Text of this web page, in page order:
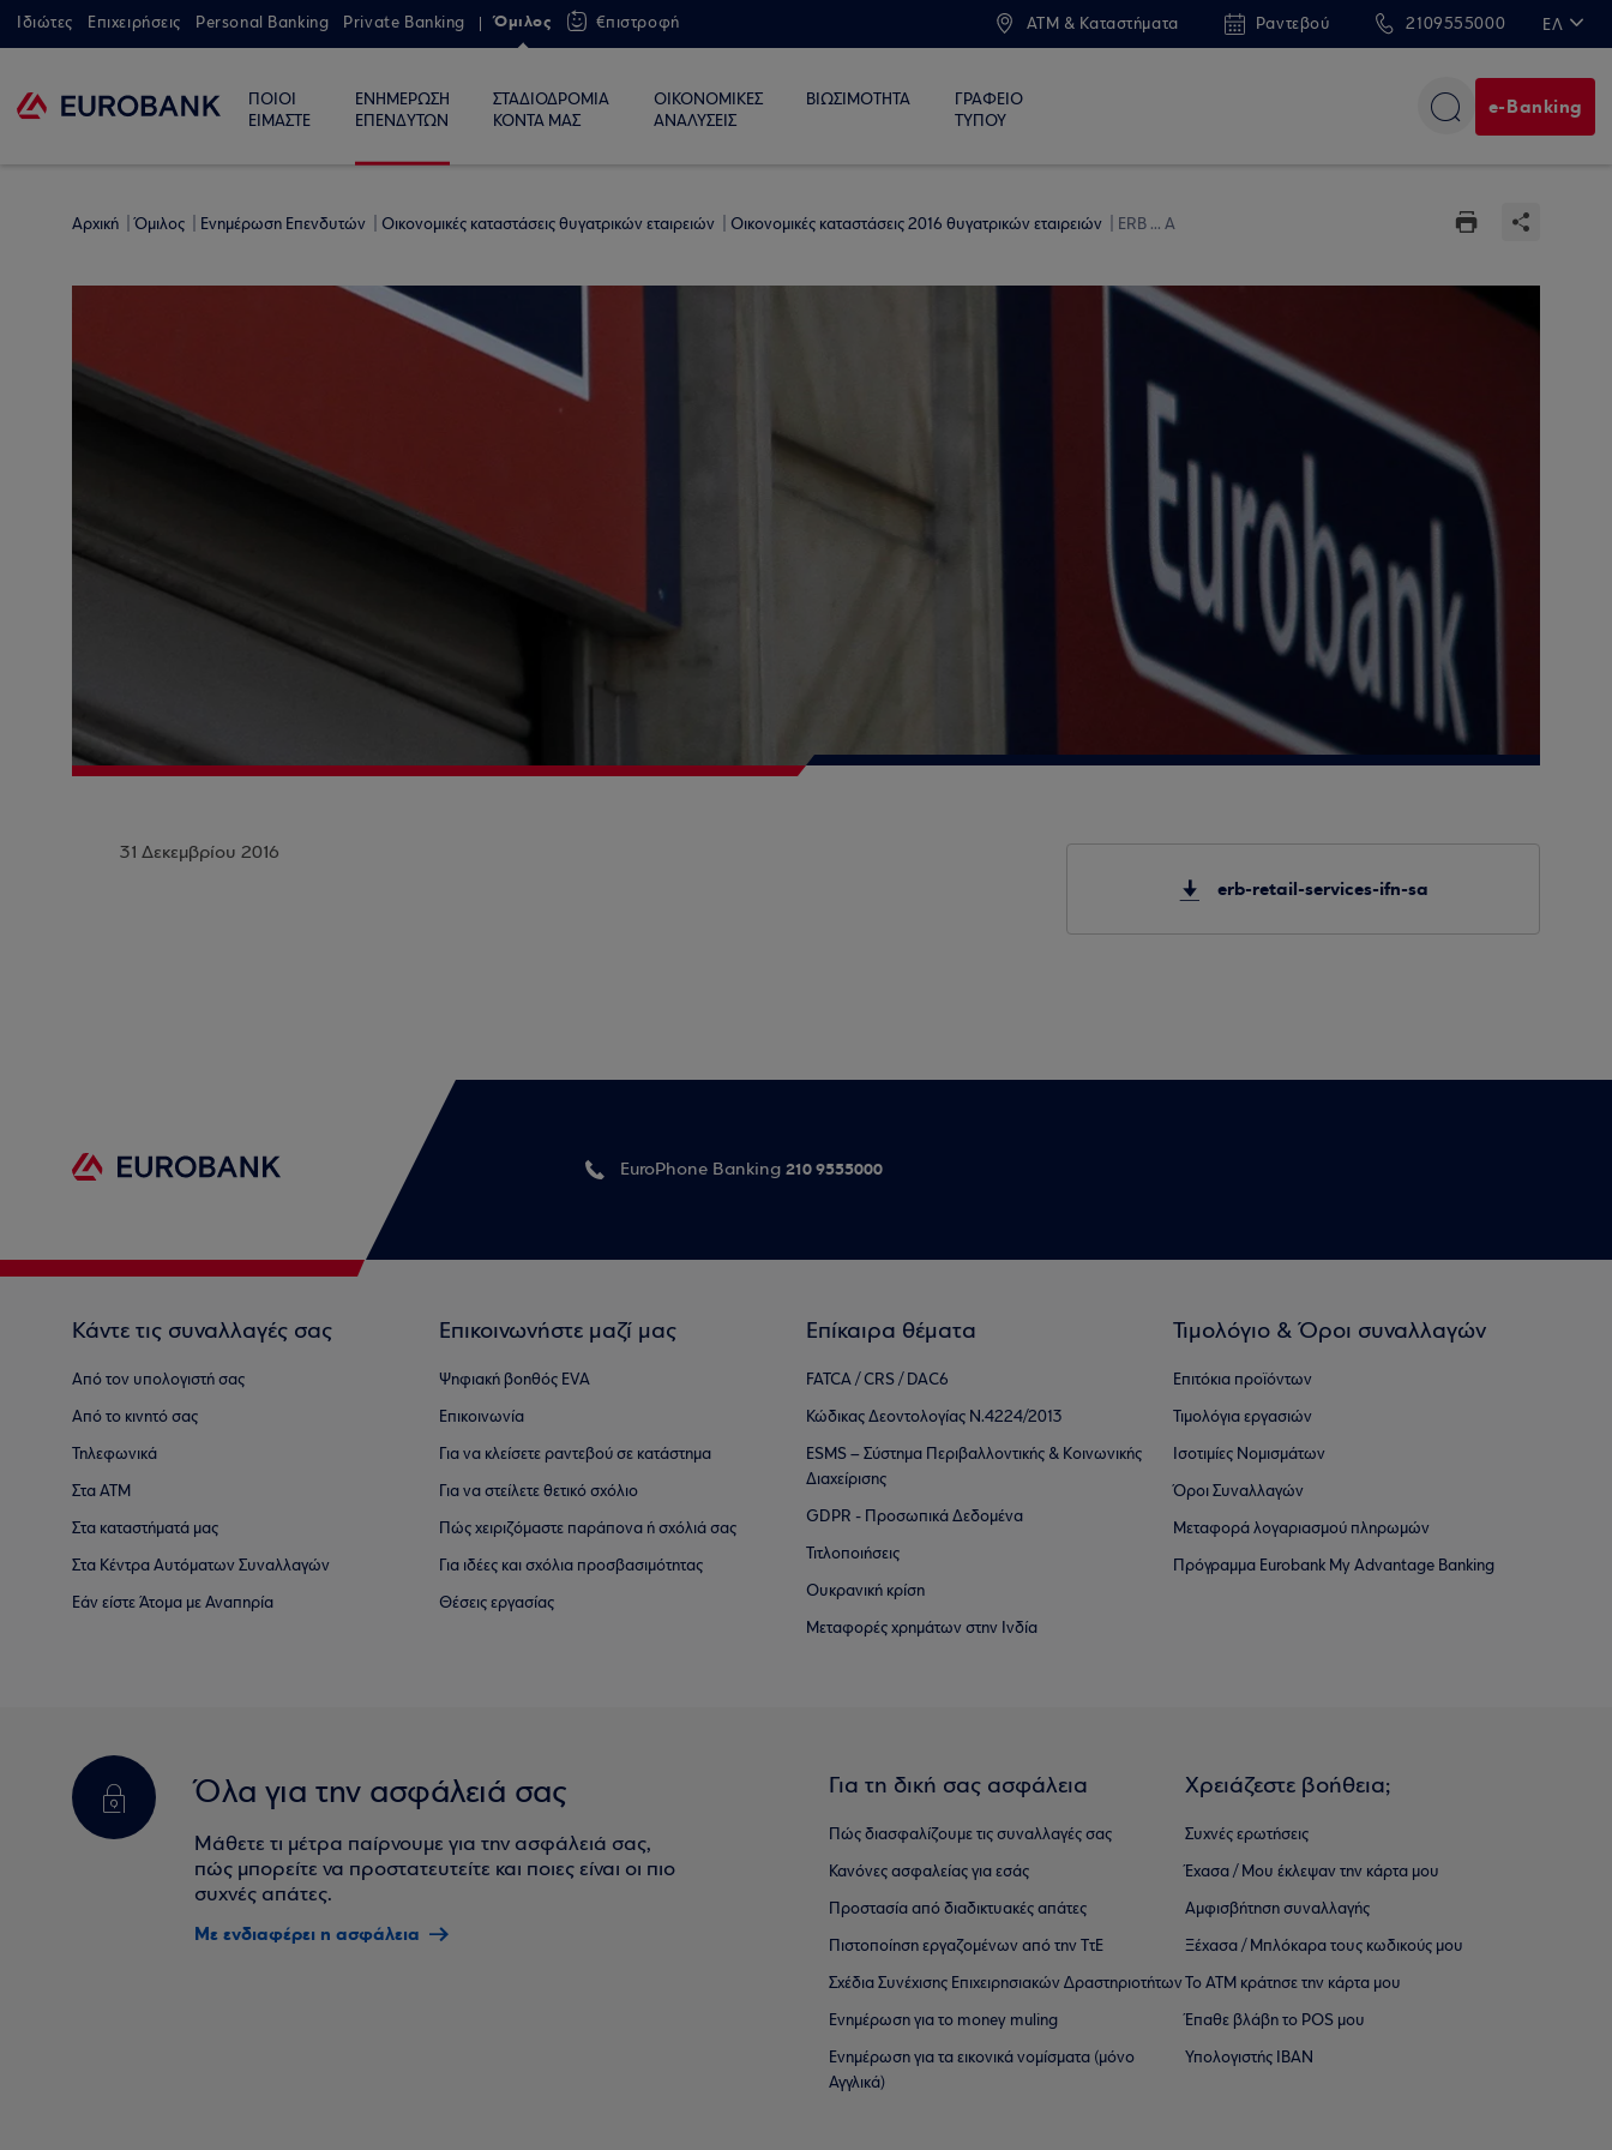
Ιδιώτες Επιχειρήσεις Personal Banking Private Banking Όμιλος €πιστροφή ATM & Καταστήματα Ραντεβού 2109555000 ΕΛ
ΠΟΙΟΙ
ΕΙΜΑΣΤΕ
ΕΝΗΜΕΡΩΣΗ
ΕΠΕΝΔΥΤΩΝ
ΣΤΑΔΙΟΔΡΟΜΙΑ
ΚΟΝΤΑ ΜΑΣ
ΟΙΚΟΝΟΜΙΚΕΣ
ΑΝΑΛΥΣΕΙΣ
ΒΙΩΣΙΜΟΤΗΤΑ
ΓΡΑΦΕΙΟ
ΤΥΠΟΥ
e-Banking
Αρχική Όμιλος Ενημέρωση Επενδυτών Οικονομικές καταστάσεις θυγατρικών εταιρειών Οικονομικές καταστάσεις 2016 θυγατρικών εταιρειών ERB ... A
31 Δεκεμβρίου 2016
erb-retail-services-ifn-sa
EuroPhone Banking 210 9555000
Κάντε τις συναλλαγές σας
Από τον υπολογιστή σας
Από το κινητό σας
Τηλεφωνικά
Στα ΑΤΜ
Στα καταστήματά μας
Στα Κέντρα Αυτόματων Συναλλαγών
Εάν είστε Άτομα με Αναπηρία
Επικοινωνήστε μαζί μας
Ψηφιακή βοηθός EVA
Επικοινωνία
Για να κλείσετε ραντεβού σε κατάστημα
Για να στείλετε θετικό σχόλιο
Πώς χειριζόμαστε παράπονα ή σχόλιά σας
Για ιδέες και σχόλια προσβασιμότητας
Θέσεις εργασίας
Επίκαιρα θέματα
FATCA / CRS / DAC6
Κώδικας Δεοντολογίας Ν.4224/2013
ESMS – Σύστημα Περιβαλλοντικής & Κοινωνικής
Διαχείρισης
GDPR - Προσωπικά Δεδομένα
Τιτλοποιήσεις
Ουκρανική κρίση
Μεταφορές χρημάτων στην Ινδία
Τιμολόγιο & Όροι συναλλαγών
Επιτόκια προϊόντων
Τιμολόγια εργασιών
Ισοτιμίες Νομισμάτων
Όροι Συναλλαγών
Μεταφορά λογαριασμού πληρωμών
Πρόγραμμα Eurobank My Advantage Banking
Όλα για την ασφάλειά σας
Μάθετε τι μέτρα παίρνουμε για την ασφάλειά σας,
πώς μπορείτε να προστατευτείτε και ποιες είναι οι πιο
συχνές απάτες.
Με ενδιαφέρει η ασφάλεια
Για τη δική σας ασφάλεια
Πώς διασφαλίζουμε τις συναλλαγές σας
Κανόνες ασφαλείας για εσάς
Προστασία από διαδικτυακές απάτες
Πιστοποίηση εργαζομένων από την ΤτΕ
Σχέδια Συνέχισης Επιχειρησιακών ∆ραστηριοτήτων
Ενημέρωση για το money muling
Ενημέρωση για τα εικονικά νομίσματα (μόνο
Αγγλικά)
Χρειάζεστε βοήθεια;
Συχνές ερωτήσεις
Έχασα / Μου έκλεψαν την κάρτα μου
Αμφισβήτηση συναλλαγής
Ξέχασα / Μπλόκαρα τους κωδικούς μου
Το ΑΤΜ κράτησε την κάρτα μου
Έπαθε βλάβη το POS μου
Υπολογιστής IBAN